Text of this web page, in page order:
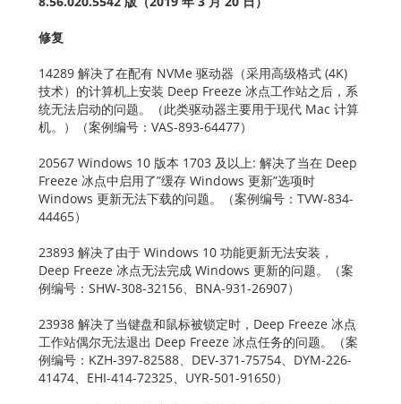
修复
14289 解决了在配有 NVMe 驱动器（采用高级格式 (4K)
技术）的计算机上安装 Deep Freeze 冰点工作站之后，系
统无法启动的问题。（此类驱动器主要用于现代 Mac 计算
机。）（案例编号：VAS-893-64477）
20567 Windows 10 版本 1703 及以上: 解决了当在 Deep
Freeze 冰点中启用了”缓存 Windows 更新”选项时
Windows 更新无法下载的问题。（案例编号：TVW-834-
44465）
23893 解决了由于 Windows 10 功能更新无法安装，
Deep Freeze 冰点无法完成 Windows 更新的问题。（案
例编号：SHW-308-32156、BNA-931-26907）
23938 解决了当键盘和鼠标被锁定时，Deep Freeze 冰点
工作站偶尔无法退出 Deep Freeze 冰点任务的问题。（案
例编号：KZH-397-82588、DEV-371-75754、DYM-226-
41474、EHI-414-72325、UYR-501-91650）